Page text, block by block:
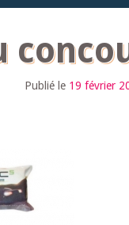
Publié le 19 février